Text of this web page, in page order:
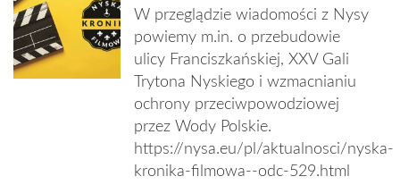
W przeglądzie wiadomości z Nysy
powiemy m.in. o przebudowie
ulicy Franciszkańskiej, XXV Gali
Trytona Nyskiego i wzmacnianiu
ochrony przeciwpowodziowej
przez Wody Polskie.
https://nysa.eu/pl/aktualnosci/nyska-
kronika-filmowa--odc-529.html